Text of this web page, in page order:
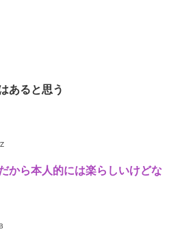
あると思う
から本人的には楽らしいけどな